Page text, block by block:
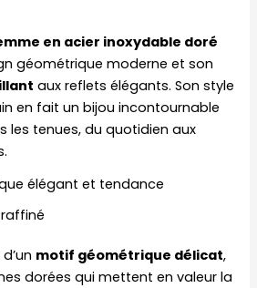
en acier inoxydable doré
géométrique moderne et son
aux reflets élégants. Son style
en fait un bijou incontournable
les tenues, du quotidien aux
élégant et tendance
motif géométrique délicat,
dorées qui mettent en valeur la